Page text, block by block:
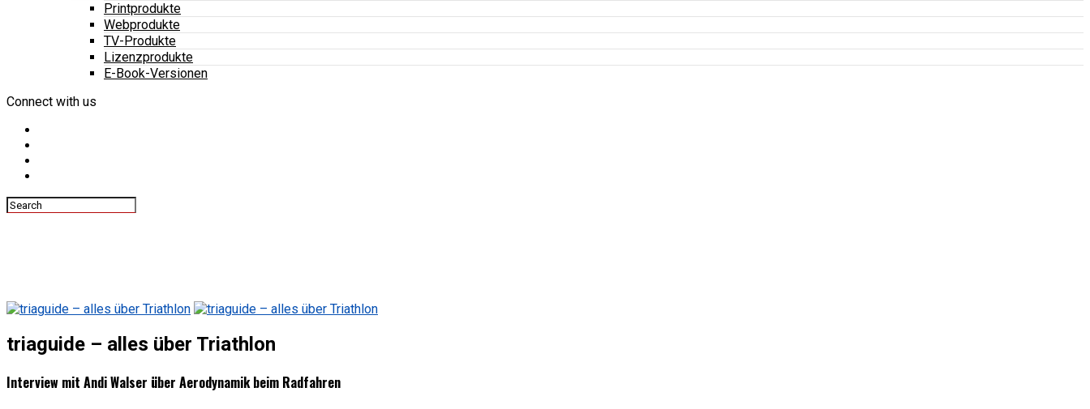
Printprodukte
Webprodukte
TV-Produkte
Lizenzprodukte
E-Book-Versionen
Connect with us
triaguide – alles über Triathlon
Interview mit Andi Walser über Aerodynamik beim Radfahren